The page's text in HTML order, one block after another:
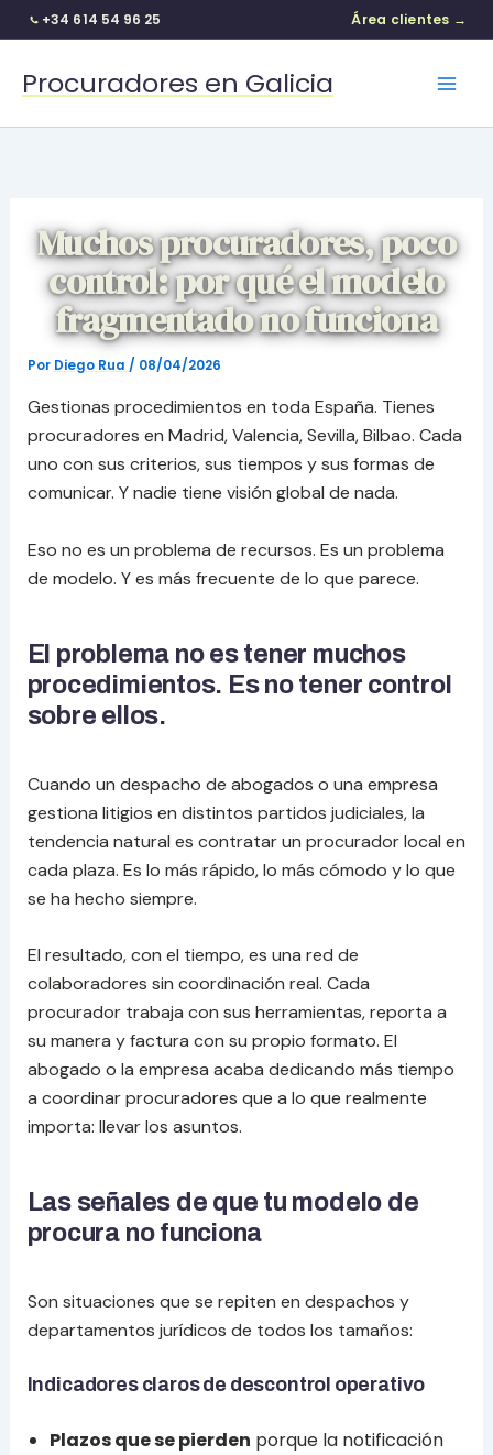
+34 614 54 96 25 Área clientes →
Procuradores en Galicia
Muchos procuradores, poco
control: por qué el modelo
fragmentado no funciona
Por Diego Rua / 08/04/2026
Gestionas procedimientos en toda España. Tienes
procuradores en Madrid, Valencia, Sevilla, Bilbao. Cada
uno con sus criterios, sus tiempos y sus formas de
comunicar. Y nadie tiene visión global de nada.
Eso no es un problema de recursos. Es un problema
de modelo. Y es más frecuente de lo que parece.
El problema no es tener muchos
procedimientos. Es no tener control
sobre ellos.
Cuando un despacho de abogados o una empresa
gestiona litigios en distintos partidos judiciales, la
tendencia natural es contratar un procurador local en
cada plaza. Es lo más rápido, lo más cómodo y lo que
se ha hecho siempre.
El resultado, con el tiempo, es una red de
colaboradores sin coordinación real. Cada
procurador trabaja con sus herramientas, reporta a
su manera y factura con su propio formato. El
abogado o la empresa acaba dedicando más tiempo
a coordinar procuradores que a lo que realmente
importa: llevar los asuntos.
Las señales de que tu modelo de
procura no funciona
Son situaciones que se repiten en despachos y
departamentos jurídicos de todos los tamaños:
Indicadores claros de descontrol operativo
Plazos que se pierden porque la notificación